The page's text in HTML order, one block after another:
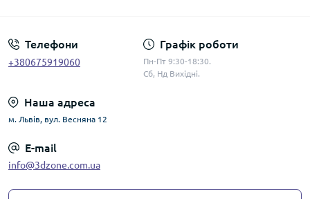
Телефони
+380675919060
Графік роботи
Пн-Пт 9:30-18:30.
Сб, Нд Вихідні.
Наша адреса
м. Львів, вул. Весняна 12
E-mail
info@3dzone.com.ua